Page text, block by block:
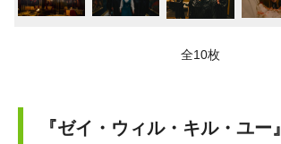
全10枚
『ゼイ・ウィル・キル・ユー』